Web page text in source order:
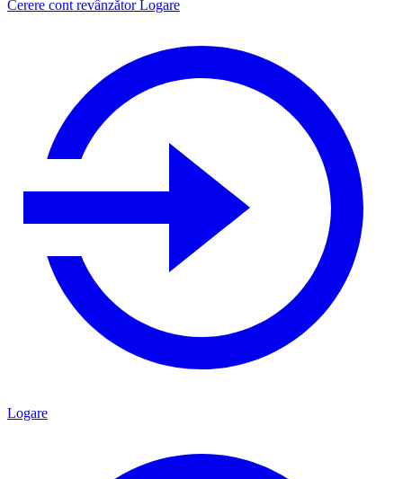
Cerere cont revânzător Logare
Logare